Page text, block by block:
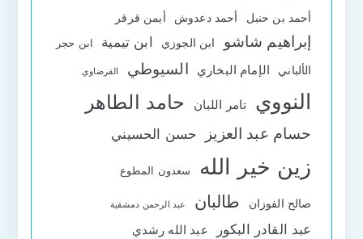
أحمد بن حنبل أحمد دعدوش أيمن قرقر
إبراهيم شاشو ابن الجوزي ابن تيمية ابن حجر
الألباني الإمام البخاري السيوطي القرضاوي
النووي تامر اللبان حامد الطاهر
حسام عبد العزيز حسن الحسيني
زين خير الله سعدون المطوع
صالح الفوزان طالبان عبد الرحمن دمشقية
عبد القادر البكور عبد الله رشدي